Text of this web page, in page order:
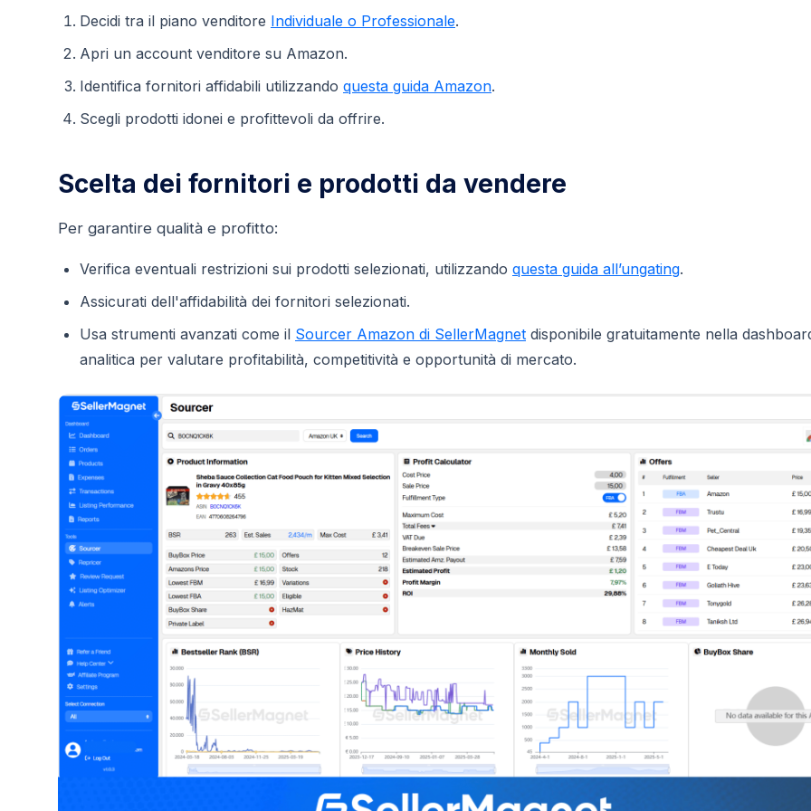
Decidi tra il piano venditore Individuale o Professionale.
Apri un account venditore su Amazon.
Identifica fornitori affidabili utilizzando questa guida Amazon.
Scegli prodotti idonei e profittevoli da offrire.
Scelta dei fornitori e prodotti da vendere
Per garantire qualità e profitto:
Verifica eventuali restrizioni sui prodotti selezionati, utilizzando questa guida all’ungating.
Assicurati dell'affidabilità dei fornitori selezionati.
Usa strumenti avanzati come il Sourcer Amazon di SellerMagnet disponibile gratuitamente nella
analitica per valutare profitabilità, competitività e opportunità di mercato.